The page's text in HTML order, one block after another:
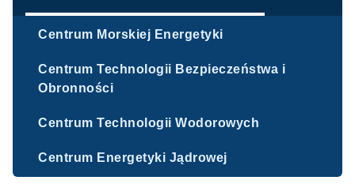
Centrum Morskiej Energetyki
Centrum Technologii Bezpieczeństwa i
Obronności
Centrum Technologii Wodorowych
Centrum Energetyki Jądrowej